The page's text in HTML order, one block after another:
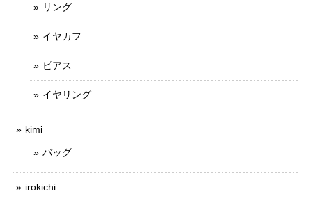
リング
イヤカフ
ピアス
イヤリング
kimi
バッグ
irokichi